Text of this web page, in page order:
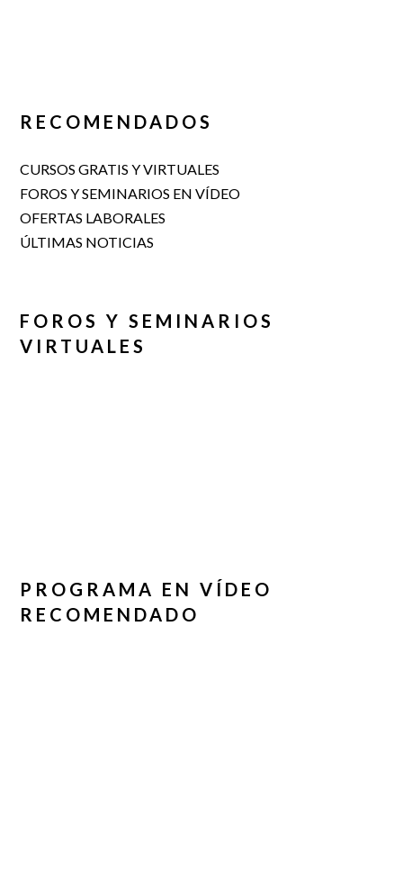
RECOMENDADOS
CURSOS GRATIS Y VIRTUALES
FOROS Y SEMINARIOS EN VÍDEO
OFERTAS LABORALES
ÚLTIMAS NOTICIAS
FOROS Y SEMINARIOS
VIRTUALES
PROGRAMA EN VÍDEO
RECOMENDADO